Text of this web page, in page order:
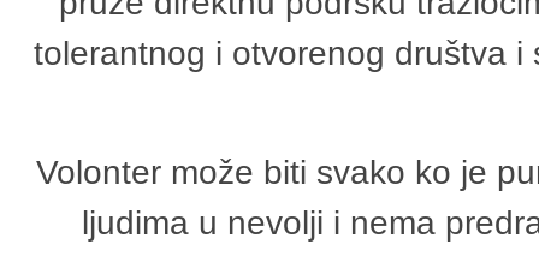
tolerantnog i otvorenog društva
Volonter može biti svako ko je
ljudima u nevolji i nema